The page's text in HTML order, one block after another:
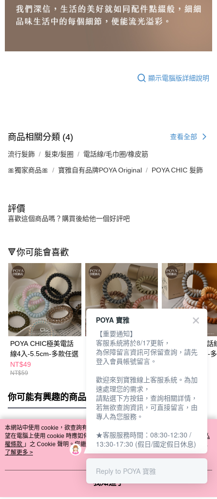
顯示電腦版詳細說明
商品相關分類 (4) 查看全部
流行髮飾 髮束/髮圈 電話線/毛巾圈/橡皮筋
🎀獨家商品🎀 寶雅自有品牌POYA Original POYA CHIC 髮飾
評價
喜歡這個商品嗎？購買後給他一個好評吧
🔻你可能會喜歡
POYA CHIC極美電話
線4入-5.5cm-多款任選
NT$49
NT$59
POYA CHIC電話線3
入-格子-5.5cm-多款任
NT$79
POYA CHIC電話
入-霧面-5.5cm-
你可能有興趣的商品 全站排行
熱門標籤
本網站中使用 cookie，欲查詢有關本網站使用 cookie 方式之詳情，及若您不希
望在電腦上使用 cookie 時應如何變更電腦的 cookie 設定，請參閱本網站「
隱私
權條款 」之 Cookie 聲明。您繼續使用本網站即表示您同意本公司得按本網站使
用條款之 Cookie 聲明使用 cookie。
了解更多 >
我知道了
POYA 寶雅
【重要通知】
客服系統將於8/17更新，
為保障留言資訊可保留查詢，請先
登入會員帳號留言。
歡迎來到寶雅線上客服系統。為加
速處理您的需求，
請點選下方按鈕，查詢相關詳情，
若無欲查詢資訊，可直接留言，由
專人為您服務。
★客服服務時間：08:30-12:30 /
13:30-17:30 (假日/國定假日休息)
Reply to POYA 寶雅